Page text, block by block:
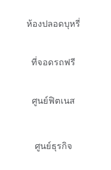
ห้องปลอดบุหรี่
ที่จอดรถฟรี
ศูนย์ฟิตเนส
ศูนย์ธุรกิจ